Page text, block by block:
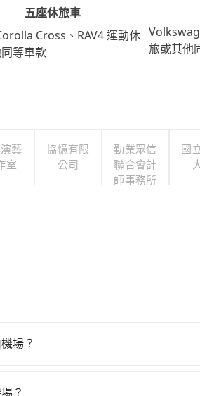
五座休旅車
Cross、RAV4 運動休
等車款
旅或其他
藝
室
協憶有限
公司
勤業眾信
聯合會計
師事務所
國
場？
清晨的時段，還是要找其他交通方
？